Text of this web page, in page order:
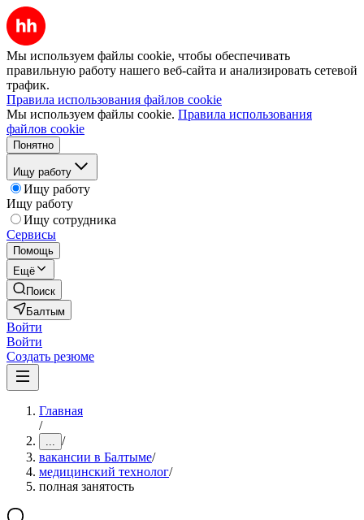
Мы используем файлы cookie, чтобы обеспечивать
правильную работу нашего веб-сайта и анализировать сетевой
трафик.
Правила использования файлов cookie
Мы используем файлы cookie. Правила использования
файлов cookie
Понятно
Ищу работу
Ищу работу
Ищу работу
Ищу сотрудника
Сервисы
Помощь
Ещё
Поиск
Балтым
Войти
Войти
Создать резюме
Главная
/
... /
вакансии в Балтыме/
медицинский технолог/
полная занятость